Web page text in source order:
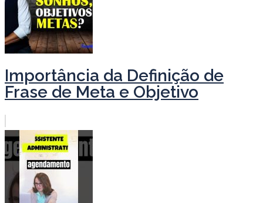
Importância da Definição de
Frase de Meta e Objetivo